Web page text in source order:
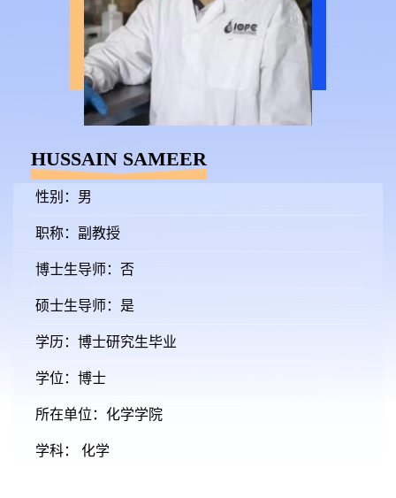
HUSSAIN SAMEER
性别：男
职称：副教授
博士生导师：否
硕士生导师：是
学历：博士研究生毕业
学位：博士
所在单位：化学学院
学科： 化学